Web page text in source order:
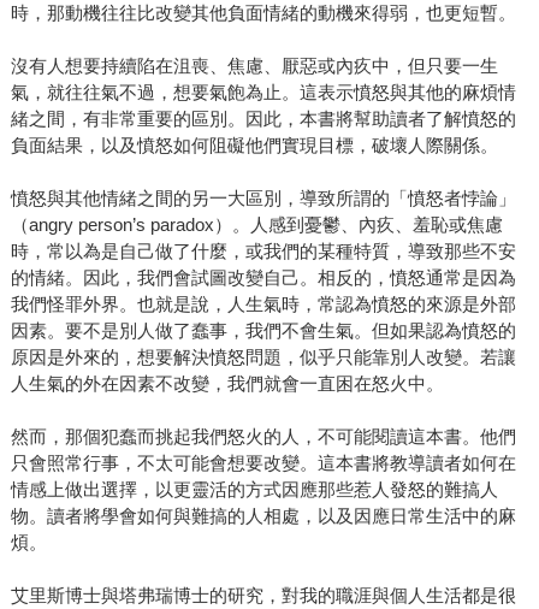
時，那動機往往比改變其他負面情緒的動機來得弱，也更短暫。
沒有人想要持續陷在沮喪、焦慮、厭惡或內疚中，但只要一生
氣，就往往氣不過，想要氣飽為止。這表示憤怒與其他的麻煩情
緒之間，有非常重要的區別。因此，本書將幫助讀者了解憤怒的
負面結果，以及憤怒如何阻礙他們實現目標，破壞人際關係。
憤怒與其他情緒之間的另一大區別，導致所謂的「憤怒者悖論」
（angry person’s paradox）。人感到憂鬱、內疚、羞恥或焦慮
時，常以為是自己做了什麼，或我們的某種特質，導致那些不安
的情緒。因此，我們會試圖改變自己。相反的，憤怒通常是因為
我們怪罪外界。也就是說，人生氣時，常認為憤怒的來源是外部
因素。要不是別人做了蠢事，我們不會生氣。但如果認為憤怒的
原因是外來的，想要解決憤怒問題，似乎只能靠別人改變。若讓
人生氣的外在因素不改變，我們就會一直困在怒火中。
然而，那個犯蠢而挑起我們怒火的人，不可能閱讀這本書。他們
只會照常行事，不太可能會想要改變。這本書將教導讀者如何在
情感上做出選擇，以更靈活的方式因應那些惹人發怒的難搞人
物。讀者將學會如何與難搞的人相處，以及因應日常生活中的麻
煩。
艾里斯博士與塔弗瑞博士的研究，對我的職涯與個人生活都是很